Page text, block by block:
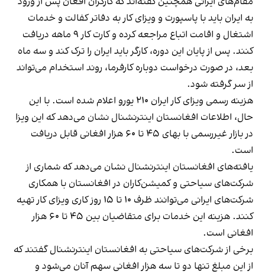
به ایران باید با پاسپورت و ویزای کار به دفاتر کفالت و خدمات
اشتغال و اقامت اتباع مراجعه کرده و کارت کار ۹ ماهه دریافت
کنند. پس از پایان این دوره، کارگر باید ایران را ترک کند و سه ماه
بعد، در صورت درخواست دوباره کارفرما، روند استخدام می‌تواند
از سر گرفته شود.
هزینه رسمی ویزای کار ایران ۲۱۰ یورو اعلام شده است. با این
حال، اطلاعات افغانستان اینترنشنال نشان می‌دهد که این ویزا
در بازار غیررسمی با بهای ۴۵ تا ۶۰ هزار افغانی قابل دریافت
است.
یافته‌های افغانستان اینترنشنال نشان می‌دهد که شماری از
شرکت‌های سیاحتی و کمیشن‌کاران در افغانستان با همکاری
شرکت‌های ایرانی می‌توانند ظرف ۱۰ تا ۱۵ روز کاری ویزای کار تهیه
کنند. هزینه این خدمات برای متقاضیان بین ۴۵ تا ۶۰ هزار
افغانی است.
برخی از شرکت‌های سیاحتی به افغانستان اینترنشنال گفتند که
از این مبلغ تنها دو تا سه هزار افغانی سهم آنان می‌شود و